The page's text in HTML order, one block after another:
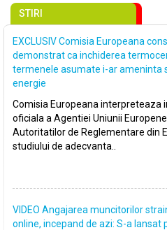
STIRI
EXCLUSIV Comisia Europeana
demonstrat ca inchiderea
termenele asumate i-ar ameninta
energie
Comisia Europeana interpreteaza
oficiala a Agentiei Uniunii
Autoritatilor de Reglementare din
studiului de adecvanta..
VIDEO Angajarea muncitorilor
online, incepand de azi: S-a lansat